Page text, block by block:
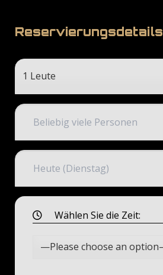
Reservierungsdetails
Wählen Sie die Zeit: